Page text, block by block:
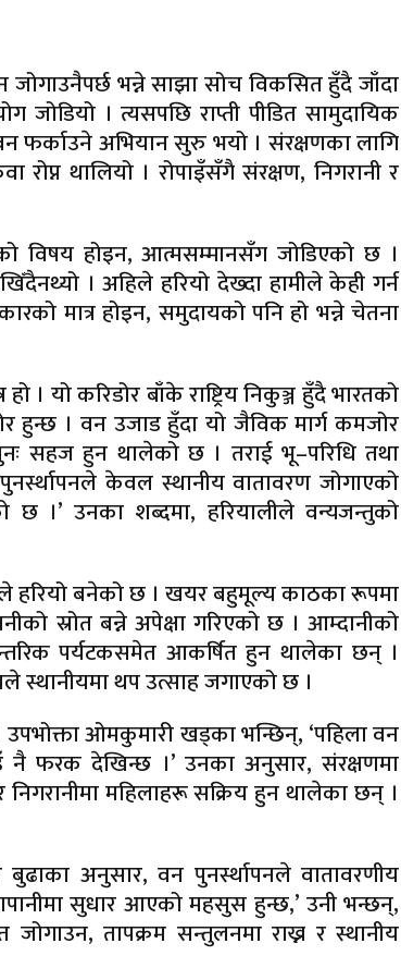
भन्ने साझा सोच विकसित हुँदै जाँदा
जोडियो । त्यसपछि राप्ती पीडित सामुदायिक
फर्काउने अभियान सुरु भयो । संरक्षणका लागि
रोप्न थालियो । रोपाइँसँगै संरक्षण, निगरानी र
विषय होइन, आत्मसम्मानसँग जोडिएको छ ।
। अहिले हरियो देख्दा हामीले केही गर्न
मात्र होइन, समुदायको पनि हो भन्ने चेतना
। यो करिडोर बाँके राष्ट्रिय निकुञ्ज हुँदै भारतको
हुन्छ । वन उजाड हुँदा यो जैविक मार्ग कमजोर
सहज हुन थालेको छ । तराई भू–परिधि तथा
केवल स्थानीय वातावरण जोगाएको
छ ।’ उनका शब्दमा, हरियालीले वन्यजन्तुको
हरियो बनेको छ । खयर बहुमूल्य काठका रूपमा
स्रोत बन्ने अपेक्षा गरिएको छ । आम्दानीको
पर्यटकसमेत आकर्षित हुन थालेका छन् ।
थप उत्साह जगाएको छ ।
उपभोक्ता ओमकुमारी खड्का भन्छिन्, ‘पहिला वन
नै फरक देखिन्छ ।’ उनका अनुसार, संरक्षणमा
महिलाहरू सक्रिय हुन थालेका छन् ।
अनुसार, वन पुनर्स्थापनले वातावरणीय
सुधार आएको महसुस हुन्छ,’ उनी भन्छन्,
तापक्रम सन्तुलनमा राख्न र स्थानीय